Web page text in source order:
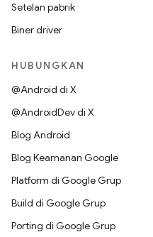
Setelan pabrik
Biner driver
HUBUNGKAN
@Android di X
@AndroidDev di X
Blog Android
Blog Keamanan Google
Platform di Google Grup
Build di Google Grup
Porting di Google Grup